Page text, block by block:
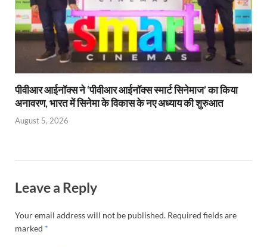
पीवीआर आईनॉक्स ने ‘पीवीआर आईनॉक्स स्मार्ट सिनेमाज’ का किया
अनावरण, भारत में सिनेमा के विकास के नए अध्याय की शुरुआत
August 5, 2026
Leave a Reply
Your email address will not be published. Required fields are
marked *